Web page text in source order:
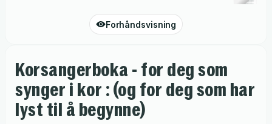
Forhåndsvisning
Korsangerboka - for deg som
synger i kor : (og for deg som har
lyst til å begynne)